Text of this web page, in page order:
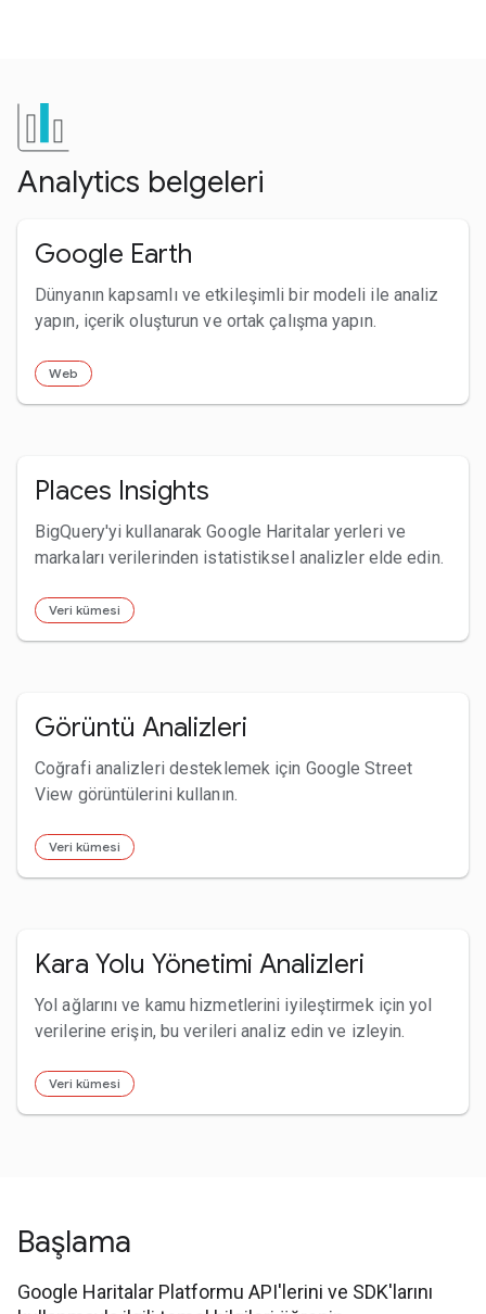
Analytics belgeleri
Google Earth
Dünyanın kapsamlı ve etkileşimli bir modeli ile analiz
yapın, içerik oluşturun ve ortak çalışma yapın.
Web
Places Insights
BigQuery'yi kullanarak Google Haritalar yerleri ve
markaları verilerinden istatistiksel analizler elde edin.
Veri kümesi
Görüntü Analizleri
Coğrafi analizleri desteklemek için Google Street
View görüntülerini kullanın.
Veri kümesi
Kara Yolu Yönetimi Analizleri
Yol ağlarını ve kamu hizmetlerini iyileştirmek için yol
verilerine erişin, bu verileri analiz edin ve izleyin.
Veri kümesi
Başlama
Google Haritalar Platformu API'lerini ve SDK'larını